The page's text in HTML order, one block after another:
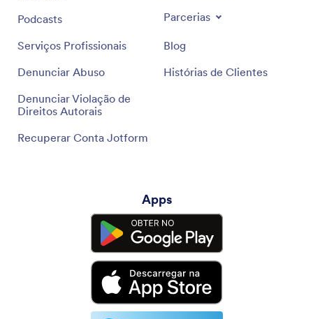
Podcasts
Serviços Profissionais
Denunciar Abuso
Denunciar Violação de
Direitos Autorais
Recuperar Conta Jotform
Parcerias
Blog
Histórias de Clientes
Apps